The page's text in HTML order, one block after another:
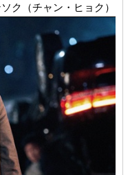
ク（チャン・ヒョク）